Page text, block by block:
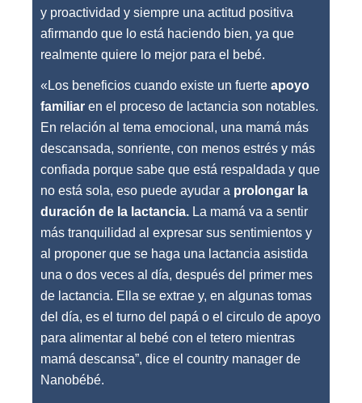
y proactividad y siempre una actitud positiva
afirmando que lo está haciendo bien, ya que
realmente quiere lo mejor para el bebé.
«Los beneficios cuando existe un fuerteapoyo
familiar en el proceso de lactancia son notables.
En relación al tema emocional, una mamá más
descansada, sonriente, con menos estrés y más
confiada porque sabe que está respaldada y que
no está sola, eso puede ayudar a prolongar la
duración de la lactancia. La mamá va a sentir
más tranquilidad al expresar sus sentimientos y
al proponer que se haga una lactancia asistida
una o dos veces al día, después del primer mes
de lactancia. Ella se extrae y, en algunas tomas
del día, es el turno del papá o el circulo de apoyo
para alimentar al bebé con el tetero mientras
mamá descansa”, dice el country manager de
Nanobébé.